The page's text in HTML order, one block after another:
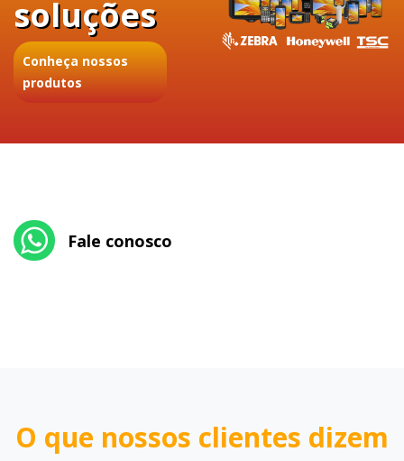
soluções
Conheça nossos
produtos
Fale conosco
O que nossos clientes dizem